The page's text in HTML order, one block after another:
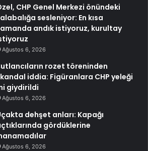
CHP Genel Merkezi önündeki
sesleniyor: En kısa
andık istiyoruz, kurultay
Ağustos 6, 2026
rozet töreninden
iddia: Figüranlara CHP yeleği
giydirildi
Ağustos 6, 2026
dehşet anları: Kapağı
gördüklerine
Ağustos 6, 2026